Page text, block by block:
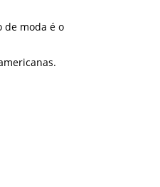
de moda é o